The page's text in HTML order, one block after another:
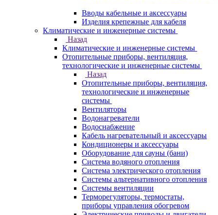
Вводы кабельные и аксессуары
Изделия крепежные для кабеля
Климатические и инженерные системы
Назад
Климатические и инженерные системы
Отопительные приборы, вентиляция,
технологические и инженерные системы
Назад
Отопительные приборы, вентиляция,
технологические и инженерные
системы
Вентиляторы
Водонагреватели
Водоснабжение
Кабель нагревательный и аксессуары
Кондиционеры и аксессуары
Оборудование для сауны (бани)
Система водяного отопления
Система электрического отопления
Системы альтернативного отопления
Системы вентиляции
Терморегуляторы, термостаты,
приборы управления обогревом